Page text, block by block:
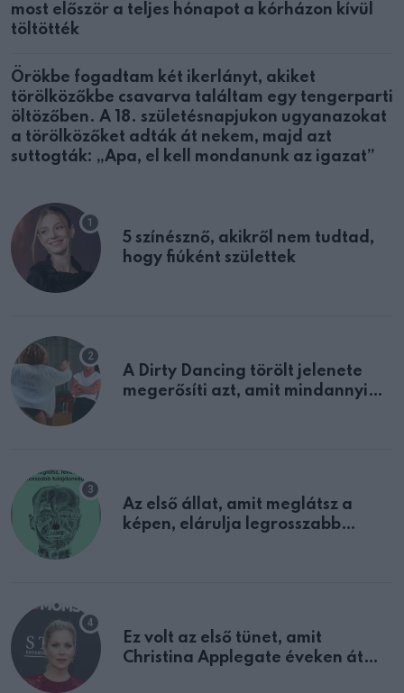
most először a teljes hónapot a kórházon kívül
töltötték
Örökbe fogadtam két ikerlányt, akiket
törölközőkbe csavarva találtam egy tengerparti
öltözőben. A 18. születésnapjukon ugyanazokat
a törölközőket adták át nekem, majd azt
suttogták: „Apa, el kell mondanunk az igazat”
5 színésznő, akikről nem tudtad,
hogy fiúként születtek
A Dirty Dancing törölt jelenete
megerősíti azt, amit mindannyian
Az első állat, amit meglátsz a
képen, elárulja legrosszabb
Ez volt az első tünet, amit
Christina Applegate éveken át